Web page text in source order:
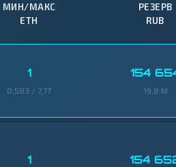
МИН/МАКС
ETH
РЕЗЕРВ
RUB
1
0,583 / 7,77
154
19,8 M
1 154